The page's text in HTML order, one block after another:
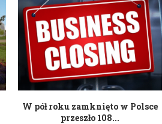
W pół roku zamknięto w Polsce
przeszło 108...